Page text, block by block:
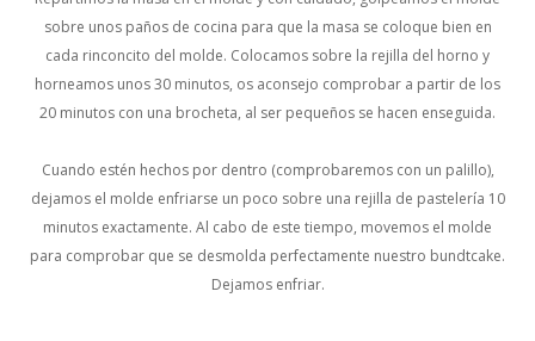
sobre unos paños de cocina para que la masa se coloque bien en
cada rinconcito del molde. Colocamos sobre la rejilla del horno y
horneamos unos 30 minutos, os aconsejo comprobar a partir de los
20 minutos con una brocheta, al ser pequeños se hacen enseguida.
Cuando estén hechos por dentro (comprobaremos con un palillo),
dejamos el molde enfriarse un poco sobre una rejilla de pastelería 10
minutos exactamente. Al cabo de este tiempo, movemos el molde
para comprobar que se desmolda perfectamente nuestro bundtcake.
Dejamos enfriar.